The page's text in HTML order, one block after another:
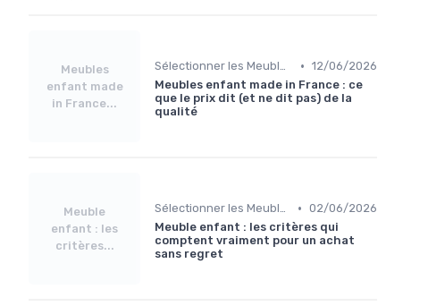
Meubles
enfant made
in France...
Sélectionner les Meubles Appropriés • 12/06/2026
Meubles enfant made in France : ce
que le prix dit (et ne dit pas) de la
qualité
Meuble
enfant : les
critères...
Sélectionner les Meubles Appropriés • 02/06/2026
Meuble enfant : les critères qui
comptent vraiment pour un achat
sans regret